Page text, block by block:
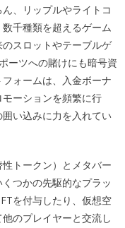
、リップルやライトコ
千種類を超えるゲーム
スロットやテーブルゲ
ーツへの賭けにも暗号資
ォームは、入金ボーナ
ーションを頻繁に行
い込みに力を入れてい
トークン）とメタバー
つかの先駆的なプラッ
を付与したり、仮想空
のプレイヤーと交流し